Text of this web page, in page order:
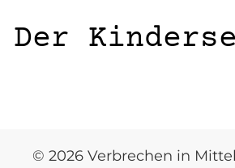
Der
© 2026 Verbrechen in